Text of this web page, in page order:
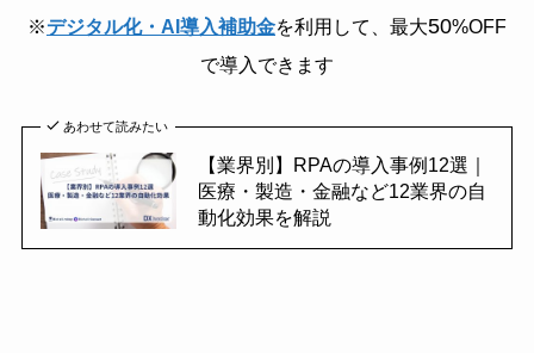
※デジタル化・AI導入補助金を利用して、最大50%OFF
で導入できます
あわせて読みたい
【業界別】RPAの導入事例12選｜
医療・製造・金融など12業界の自
動化効果を解説